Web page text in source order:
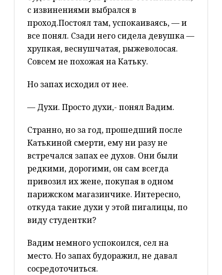
с извинениями выбрался в
проход.Постоял там, успокаиваясь, — и
все понял. Сзади него сидела девушка —
хрупкая, веснушчатая, рыжеволосая.
Совсем не похожая на Катьку.
Но запах исходил от нее.
— Духи. Просто духи,- понял Вадим.
Странно, но за год, прошедший после
Катькиной смерти, ему ни разу не
встречался запах ее духов. Они были
редкими, дорогими, он сам всегда
привозил их жене, покупая в одном
парижском магазинчике. Интересно,
откуда такие духи у этой пигалицы, по
виду студентки?
Вадим немного успокоился, сел на
место. Но запах будоражил, не давал
сосредоточиться.